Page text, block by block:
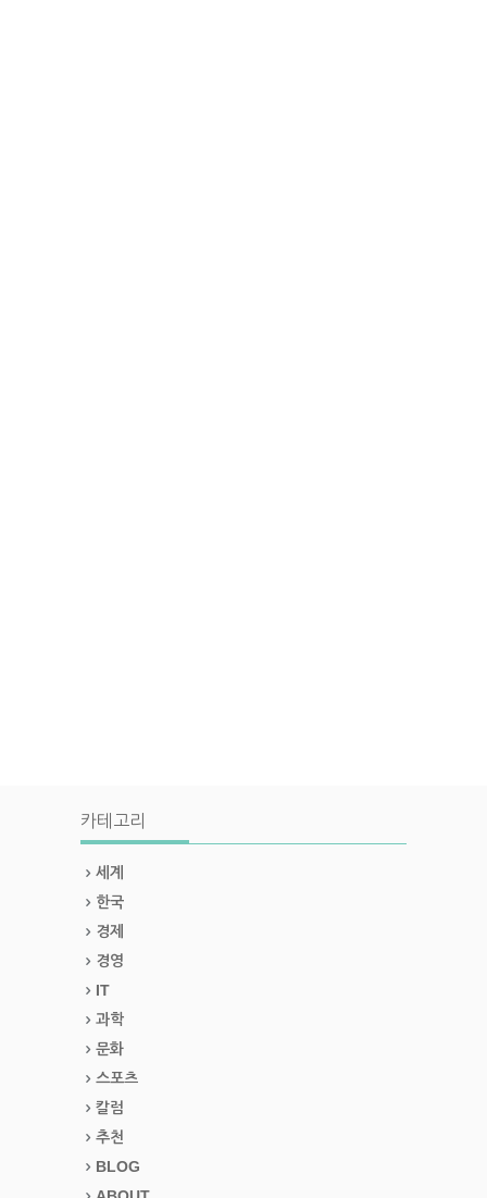
카테고리
세계
한국
경제
경영
IT
과학
문화
스포츠
칼럼
추천
BLOG